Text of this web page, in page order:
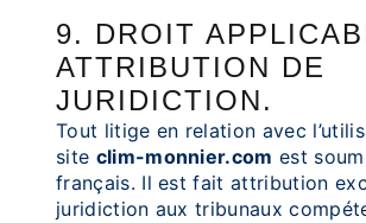
9. DROIT
ATTRIBUTION DE
JURIDICTION.
Tout litige en relation avec
site clim-monnier.com est
français. Il est fait attribution
juridiction aux tribunaux